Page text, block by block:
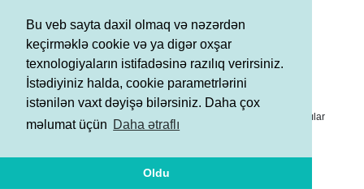
Bu veb sayta daxil olmaq və nəzərdən
keçirməklə cookie və ya digər oxşar
texnologiyaların istifadəsinə razılıq verirsiniz.
İstədiyiniz halda, cookie parametrlərini
istənilən vaxt dəyişə bilərsiniz. Daha çox
məlumat üçün Daha ətraflı
Oldu
2023-cü ilin ən yaxşı kişi komandası
III yer - tamblinq üzrə kişilərdən ibarət komanda (Tofiq Əliyev,
Mixail Malkin, Adil Hacızadə, Elnur Məmmədov)
Reytinq cədvəlində 2023-cü ili ilk onluqda başa vuran idmançılar
üzvləri, Zöhrə Ağamirova (bədii gimnastika) və Nikita Simonov
(idman gimnastikası) da yer almışlar.